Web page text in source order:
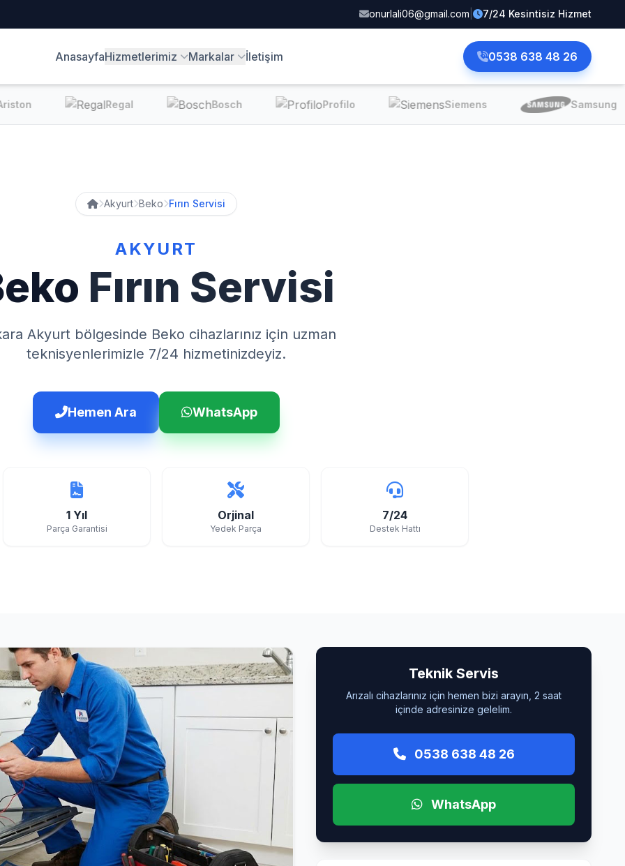
onurlali06@gmail.com 7/24 Kesintisiz Hizmet
AnasayfaHizmetlerimiz Markalar İletişim 0538 638 48 26
Regal Bosch Profilo Siemens Samsung
Akyurt Beko Fırın Servisi
AKYURT
Fırın Servisi
Akyurt bölgesinde Beko cihazlarınız için uzman
teknisyenlerimizle 7/24 hizmetinizdeyiz.
Hemen Ara WhatsApp
1 Yıl
Parça Garantisi
Orjinal
Yedek Parça
7/24
Destek Hattı
Teknik Servis
Arızalı cihazlarınız için hemen bizi arayın, 2 saat
içinde adresinize gelelim.
0538 638 48 26
WhatsApp